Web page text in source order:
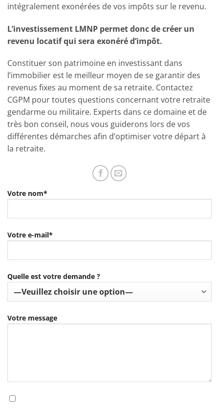
intégralement exonérées de vos impôts sur le revenu.
L’investissement LMNP permet donc de créer un
revenu locatif qui sera exonéré d’impôt.
Constituer son patrimoine en investissant dans
l’immobilier est le meilleur moyen de se garantir des
revenus fixes au moment de sa retraite. Contactez
CGPM pour toutes questions concernant votre retraite
gendarme ou militaire. Experts dans ce domaine et de
très bon conseil, nous vous guiderons lors de vos
différentes démarches afin d’optimiser votre départ à
la retraite.
Votre nom*
Votre e-mail*
Quelle est votre demande ?
Votre message